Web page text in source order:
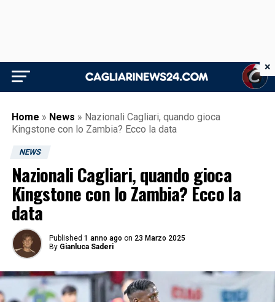
Home » News » Nazionali Cagliari, quando gioca
Kingstone con lo Zambia? Ecco la data
NEWS
Nazionali Cagliari, quando gioca
Kingstone con lo Zambia? Ecco la
data
Published 1 anno ago on 23 Marzo 2025
By Gianluca Saderi
×